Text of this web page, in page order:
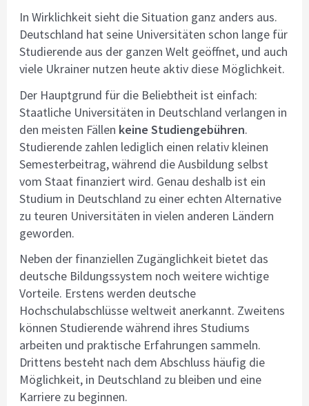
In Wirklichkeit sieht die Situation ganz anders aus.
Deutschland hat seine Universitäten schon lange für
Studierende aus der ganzen Welt geöffnet, und auch
viele Ukrainer nutzen heute aktiv diese Möglichkeit.
Der Hauptgrund für die Beliebtheit ist einfach:
Staatliche Universitäten in Deutschland verlangen in
den meisten Fällen keine Studiengebühren.
Studierende zahlen lediglich einen relativ kleinen
Semesterbeitrag, während die Ausbildung selbst
vom Staat finanziert wird. Genau deshalb ist ein
Studium in Deutschland zu einer echten Alternative
zu teuren Universitäten in vielen anderen Ländern
geworden.
Neben der finanziellen Zugänglichkeit bietet das
deutsche Bildungssystem noch weitere wichtige
Vorteile. Erstens werden deutsche
Hochschulabschlüsse weltweit anerkannt. Zweitens
können Studierende während ihres Studiums
arbeiten und praktische Erfahrungen sammeln.
Drittens besteht nach dem Abschluss häufig die
Möglichkeit, in Deutschland zu bleiben und eine
Karriere zu beginnen.